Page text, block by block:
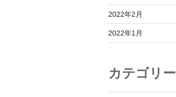
2022年2月
2022年1月
カテゴリー